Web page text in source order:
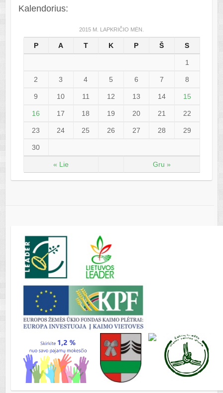
Kalendorius:
2015 M. LAPKRIČIO MĖN.
P A T K P Š S
« Lie Gru »
1
2 3 4 5 6 7 8
9 10 11 12 13 14 15
16 17 18 19 20 21 22
23 24 25 26 27 28 29
30